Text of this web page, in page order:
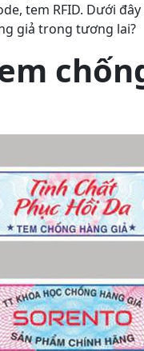
tem RFID. Dưới
giả trong tương lai?